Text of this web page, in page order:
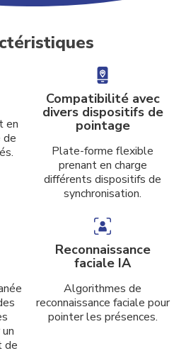
en
de
Compatibilité avec
divers dispositifs de
pointage
Plate-forme flexible
prenant en charge
différents dispositifs de
synchronisation.
de
Reconnaissance
faciale IA
Algorithmes de
reconnaissance faciale pour
pointer les présences.